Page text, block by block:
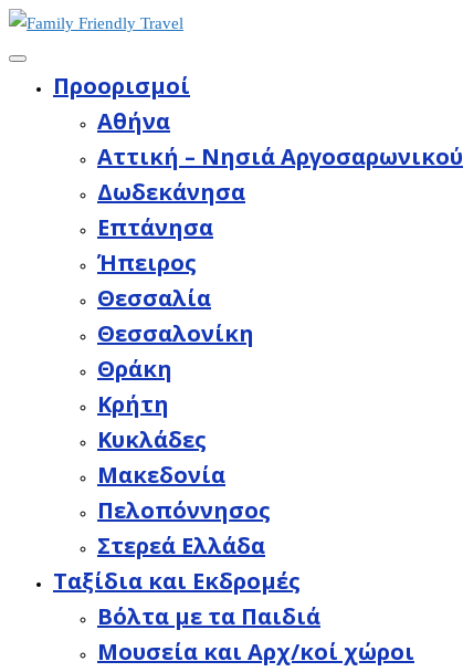
Προορισμοί
Aθήνα
Αττική – Νησιά Αργοσαρωνικού
Δωδεκάνησα
Επτάνησα
Ήπειρος
Θεσσαλία
Θεσσαλονίκη
Θράκη
Κρήτη
Κυκλάδες
Μακεδονία
Πελοπόννησος
Στερεά Ελλάδα
Ταξίδια και Εκδρομές
Βόλτα με τα Παιδιά
Μουσεία και Αρχ/κοί χώροι